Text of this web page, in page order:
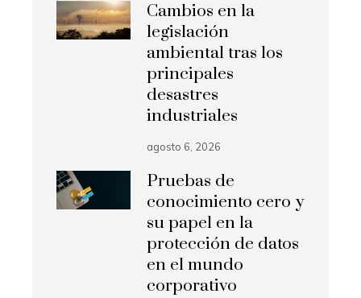
Cambios en la
legislación
ambiental tras los
principales
desastres
industriales
agosto 6, 2026
Pruebas de
conocimiento cero y
su papel en la
protección de datos
en el mundo
corporativo